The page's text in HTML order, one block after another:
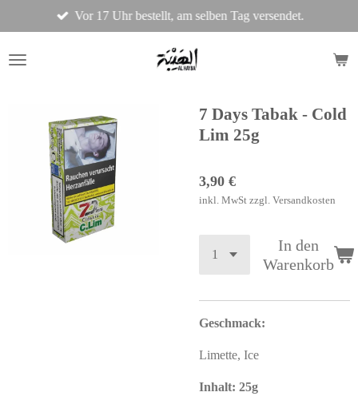
Hauptinhalt
springen
Vor 17 Uhr bestellt, am selben Tag versendet.
7 Days Tabak - Cold
Lim 25g
3,90 €
inkl. MwSt zzgl. Versandkosten
In den
Warenkorb
Geschmack:
Limette, Ice
Inhalt: 25g